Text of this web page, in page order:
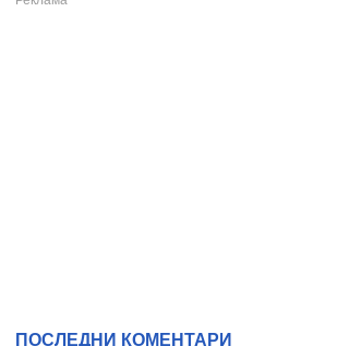
ПОСЛЕДНИ КОМЕНТАРИ